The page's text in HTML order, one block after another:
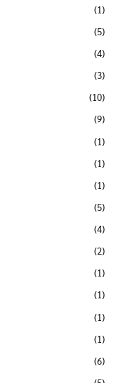
(1)
(5)
(4)
(3)
(10)
(9)
(1)
(1)
(1)
(5)
(4)
(2)
(1)
(1)
(1)
(1)
(6)